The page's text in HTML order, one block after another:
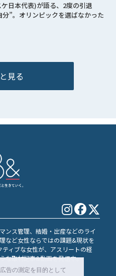
告の測定を目的として
日本代表)が語る、2度の引退
分”。オリンピックを選ばなかった
見る
ンス管理、結婚・出産などのライ
など女性ならではの課題&現状を
ィブな女性が、アスリートの経
な取材記事&動画を発信中。